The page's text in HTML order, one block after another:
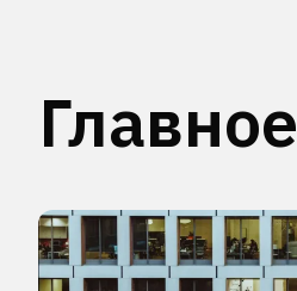
Главное